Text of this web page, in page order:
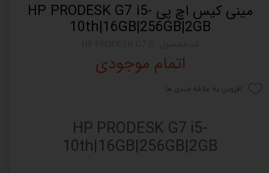
مینی کیس اچ پی HP PRODESK G7 i5-
10th|16GB|256GB|2GB
اتمام موجودی
افزودن به علاقه مندی ها
HP PRODESK G7 i5-
10th|16GB|256GB|2GB